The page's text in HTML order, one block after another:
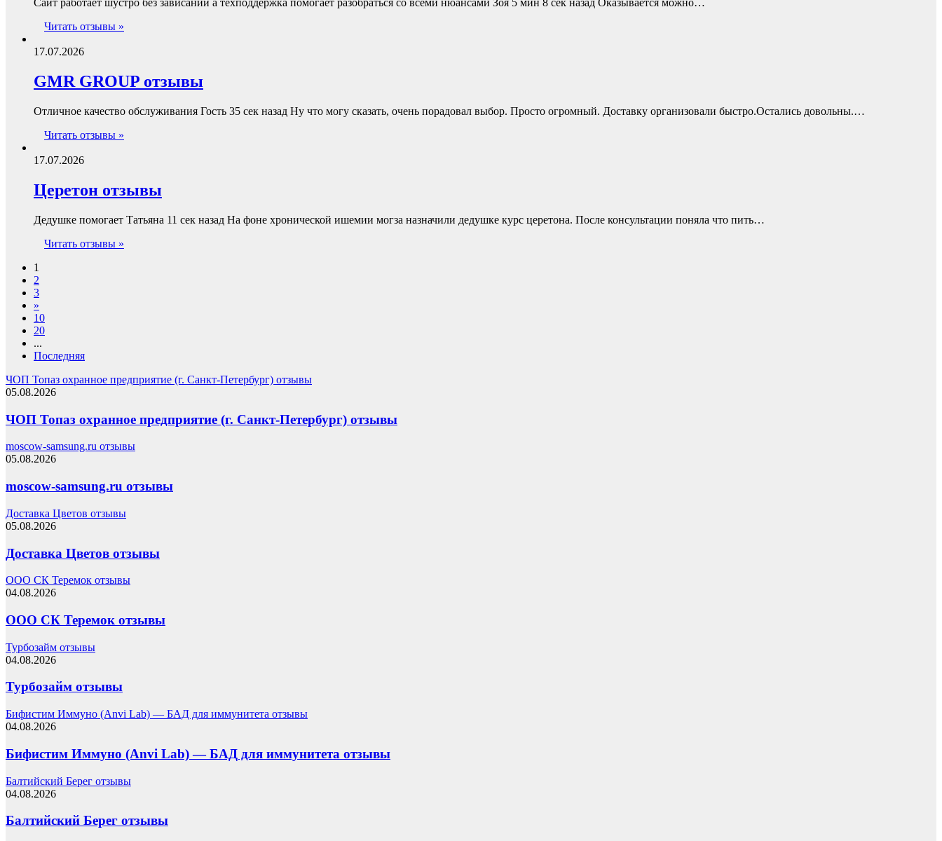
Сайт работает шустро без зависаний а техподдержка помогает разобраться со всеми нюансами Зоя 5 мин 8 сек назад Оказывается можно…
Читать отзывы »
17.07.2026
GMR GROUP отзывы
Отличное качество обслуживания Гость 35 сек назад Ну что могу сказать, очень порадовал выбор. Просто огромный. Доставку организовали быстро.Остались довольны.…
Читать отзывы »
17.07.2026
Церетон отзывы
Дедушке помогает Татьяна 11 сек назад На фоне хронической ишемии могза назначили дедушке курс церетона. После консультации поняла что пить…
Читать отзывы »
1
2
3
»
10
20
...
Последняя
ЧОП Топаз охранное предприятие (г. Санкт-Петербург) отзывы
05.08.2026
ЧОП Топаз охранное предприятие (г. Санкт-Петербург) отзывы
moscow-samsung.ru отзывы
05.08.2026
moscow-samsung.ru отзывы
Доставка Цветов отзывы
05.08.2026
Доставка Цветов отзывы
ООО СК Теремок отзывы
04.08.2026
ООО СК Теремок отзывы
Турбозайм отзывы
04.08.2026
Турбозайм отзывы
Бифистим Иммуно (Anvi Lab) — БАД для иммунитета отзывы
04.08.2026
Бифистим Иммуно (Anvi Lab) — БАД для иммунитета отзывы
Балтийский Берег отзывы
04.08.2026
Балтийский Берег отзывы